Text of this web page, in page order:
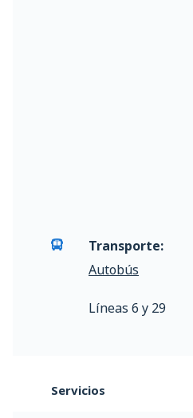
Transporte:
Autobús
Líneas 6 y 29
Servicios